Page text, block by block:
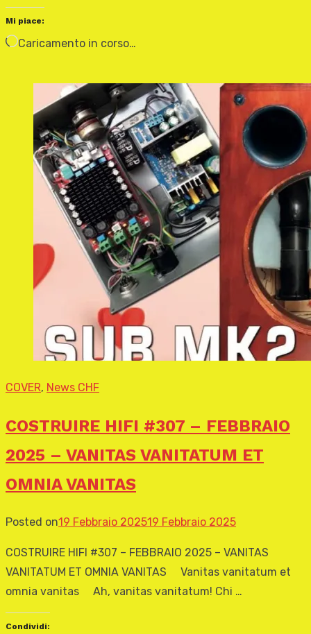
Mi piace:
Caricamento in corso…
COVER, News CHF
COSTRUIRE HIFI #307 – FEBBRAIO
2025 – VANITAS VANITATUM ET
OMNIA VANITAS
Posted on19 Febbraio 202519 Febbraio 2025
COSTRUIRE HIFI #307 – FEBBRAIO 2025 – VANITAS
VANITATUM ET OMNIA VANITAS Vanitas vanitatum et
omnia vanitas Ah, vanitas vanitatum! Chi …
Condividi: